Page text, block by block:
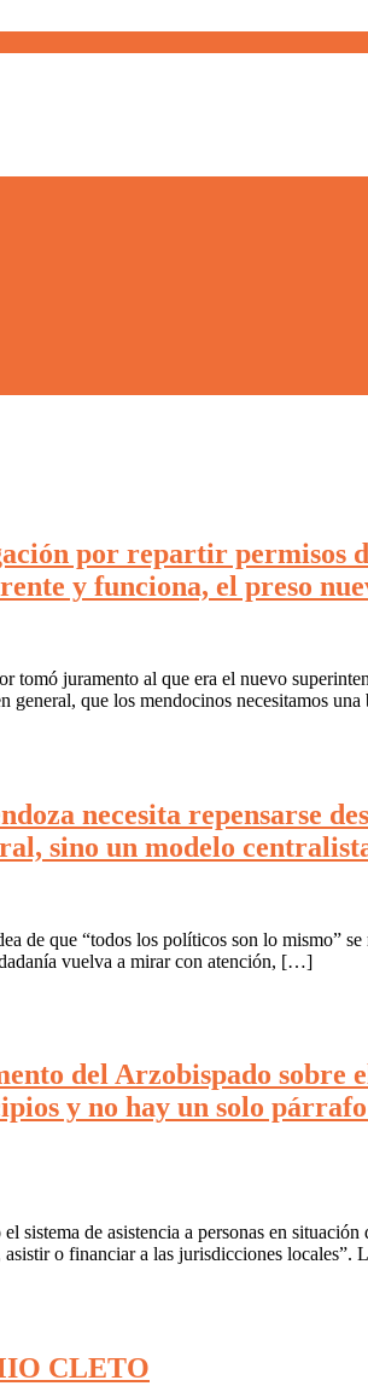
por repartir permisos
y funciona, el preso
juramento al que era el nuevo
general, que los mendocinos necesitamos
necesita repensarse
sino un modelo
de que “todos los políticos son lo mismo”
vuelva a mirar con atención, […]
del Arzobispado
y no hay un solo
de asistencia a personas en
o financiar a las jurisdicciones
CLETO